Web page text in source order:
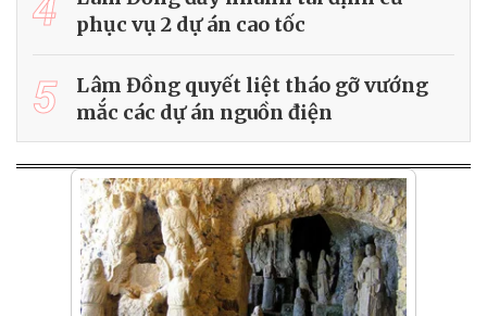
4
phục vụ 2 dự án cao tốc
5
Lâm Đồng quyết liệt tháo gỡ vướng
mắc các dự án nguồn điện